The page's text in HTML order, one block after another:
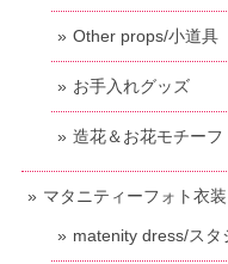
Other props/小道具
お手入れグッズ
造花＆お花モチーフ
マタニティーフォト衣装
matenity dress/スタ